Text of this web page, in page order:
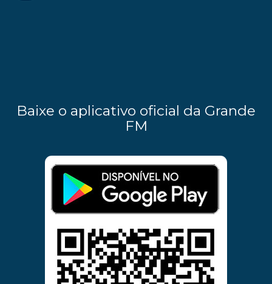
Baixe o aplicativo oficial da Grande
FM